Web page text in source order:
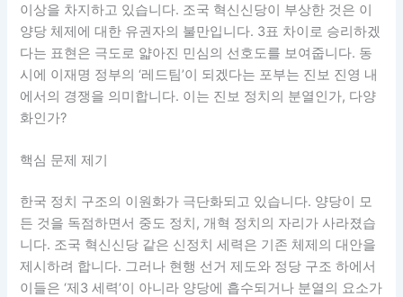
이상을 차지하고 있습니다. 조국 혁신신당이 부상한 것은 이
양당 체제에 대한 유권자의 불만입니다. 3표 차이로 승리하겠
다는 표현은 극도로 얇아진 민심의 선호도를 보여줍니다. 동
시에 이재명 정부의 ‘레드팀’이 되겠다는 포부는 진보 진영 내
에서의 경쟁을 의미합니다. 이는 진보 정치의 분열인가, 다양
화인가?
핵심 문제 제기
한국 정치 구조의 이원화가 극단화되고 있습니다. 양당이 모
든 것을 독점하면서 중도 정치, 개혁 정치의 자리가 사라졌습
니다. 조국 혁신신당 같은 신정치 세력은 기존 체제의 대안을
제시하려 합니다. 그러나 현행 선거 제도와 정당 구조 하에서
이들은 ‘제3 세력’이 아니라 양당에 흡수되거나 분열의 요소가